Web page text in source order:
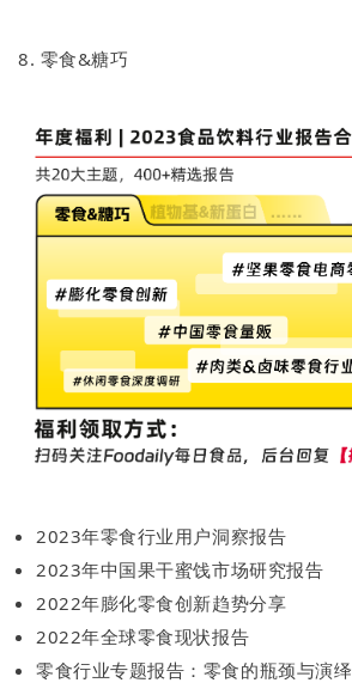
8. 零食&糖巧
2023年零食行业用户洞察报告
2023年中国果干蜜饯市场研究报告
2022年膨化零食创新趋势分享
2022年全球零食现状报告
零食行业专题报告：零食的瓶颈与演绎